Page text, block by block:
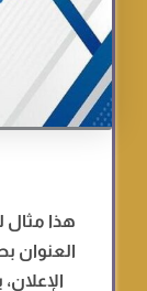
هذا مثال
العنوان